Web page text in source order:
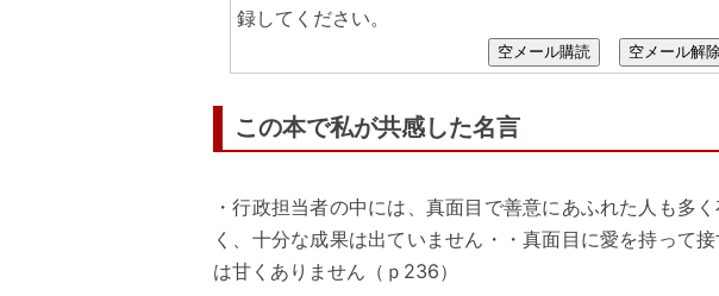
録してください。
空メール購読 空メール解
この本で私が共感した名言
・行政担当者の中には、真面目で善意にあふれた人も多
く、十分な成果は出ていません・・真面目に愛を持って
は甘くありません（ｐ236）